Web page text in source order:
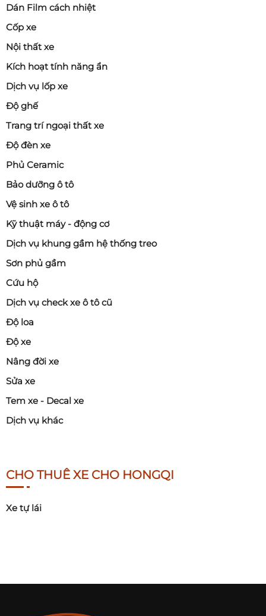
Dán Film cách nhiệt
Cốp xe
Nội thất xe
Kích hoạt tính năng ẩn
Dịch vụ lốp xe
Độ ghế
Trang trí ngoại thất xe
Độ đèn xe
Phủ Ceramic
Bảo dưỡng ô tô
Vệ sinh xe ô tô
Kỹ thuật máy - động cơ
Dịch vụ khung gầm hệ thống treo
Sơn phủ gầm
Cứu hộ
Dịch vụ check xe ô tô cũ
Độ loa
Độ xe
Nâng đời xe
Sửa xe
Tem xe - Decal xe
Dịch vụ khác
CHO THUÊ XE CHO HONGQI
Xe tự lái